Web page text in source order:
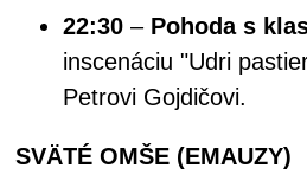
22:30 – Pohoda s
inscenáciu "Udri
Petrovi Gojdičovi.
SVÄTÉ OMŠE (EMAUZY)